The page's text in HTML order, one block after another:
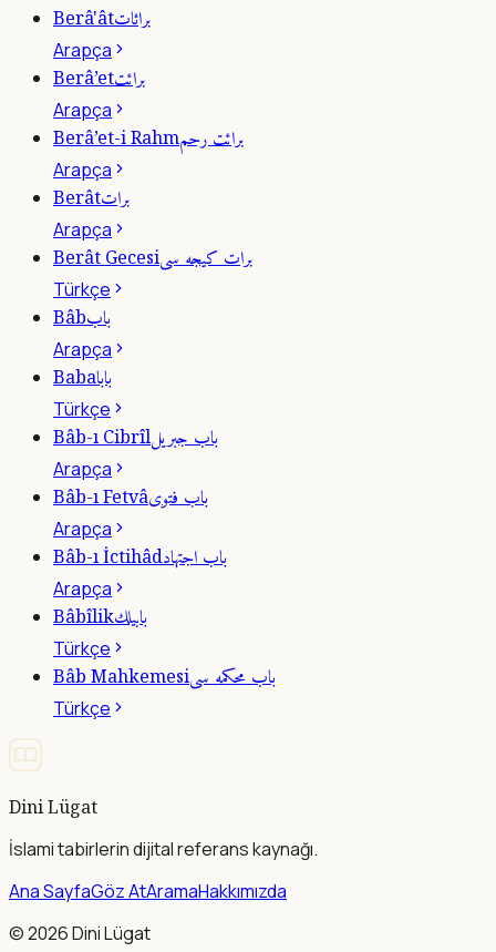
Berâ'âtبرائات
Arapça
Berâ’etبرائت
Arapça
Berâ’et-i Rahmبرائت رحم
Arapça
Berâtبرات
Arapça
Berât Gecesiبرات كيجه سى
Türkçe
Bâbباب
Arapça
Babaبابا
Türkçe
Bâb-ı Cibrîlباب جبريل
Arapça
Bâb-ı Fetvâباب فتوى
Arapça
Bâb-ı İctihâdباب اجتهاد
Arapça
Bâbîlikبابيلك
Türkçe
Bâb Mahkemesiباب محكمه سى
Türkçe
Dini Lügat
İslami tabirlerin dijital referans kaynağı.
Ana SayfaGöz AtAramaHakkımızda
©2026Dini Lügat